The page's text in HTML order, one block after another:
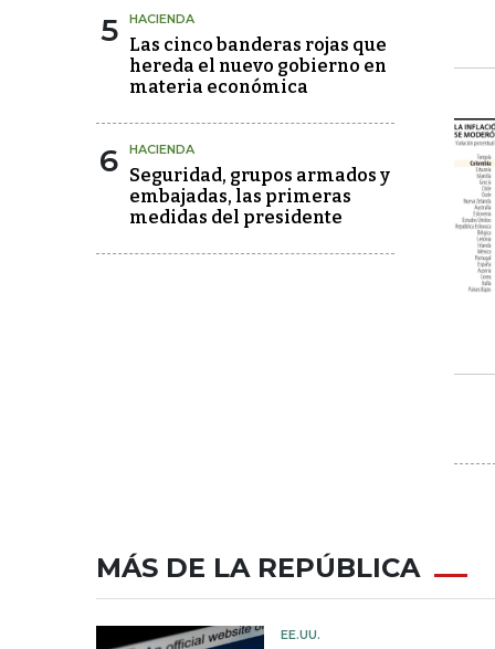
5 HACIENDA
Las cinco banderas rojas que
hereda el nuevo gobierno en
materia económica
6 HACIENDA
Seguridad, grupos armados y
embajadas, las primeras
medidas del presidente
MÁS DE LA REPÚBLICA
EE.UU.